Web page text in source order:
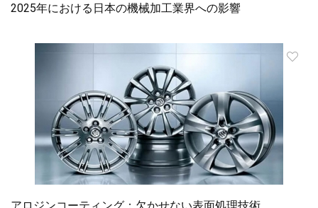
2025年における日本の機械加工業界への影響